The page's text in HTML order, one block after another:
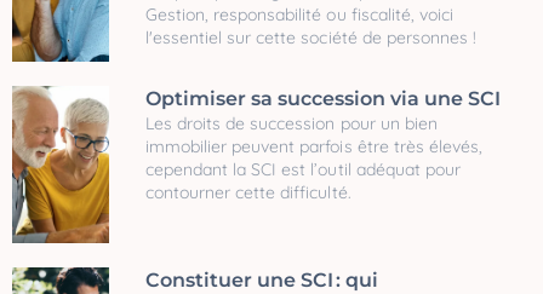
Gestion, responsabilité ou fiscalité, voici
l'essentiel sur cette société de personnes !
Optimiser sa succession via une SCI
Les droits de succession pour un bien
immobilier peuvent parfois être très élevés,
cependant la SCI est l’outil adéquat pour
contourner cette difficulté.
Constituer une SCI : qui